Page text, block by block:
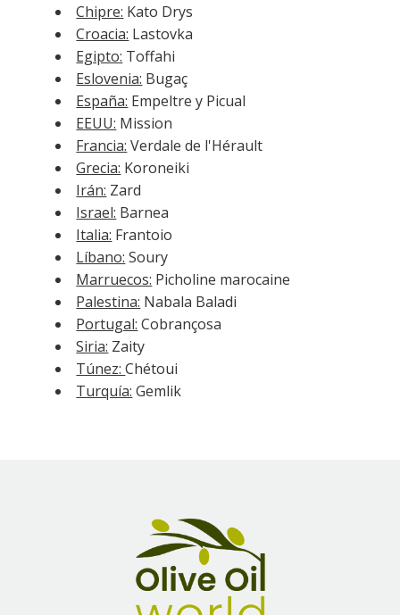
Chipre: Kato Drys
Croacia: Lastovka
Egipto: Toffahi
Eslovenia: Bugaç
España: Empeltre y Picual
EEUU: Mission
Francia: Verdale de l'Hérault
Grecia: Koroneiki
Irán: Zard
Israel: Barnea
Italia: Frantoio
Líbano: Soury
Marruecos: Picholine marocaine
Palestina: Nabala Baladi
Portugal: Cobrançosa
Siria: Zaity
Túnez:Chétoui
Turquía: Gemlik